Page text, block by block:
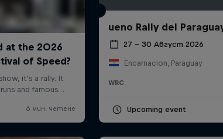
ueno Rally del
27 – 30 Август 2026
Encarnacion, Paraguay
WRC
Upcoming event